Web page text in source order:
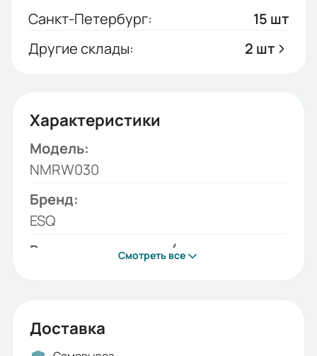
Санкт-Петербург:
15 шт
Другие склады:
2 шт
Характеристики
Модель:
NMRW030
Бренд:
ESQ
Вариант крепления (исполнение
Монтажное положение:
B3 (стандарт), B8
Смотреть все
Доставка